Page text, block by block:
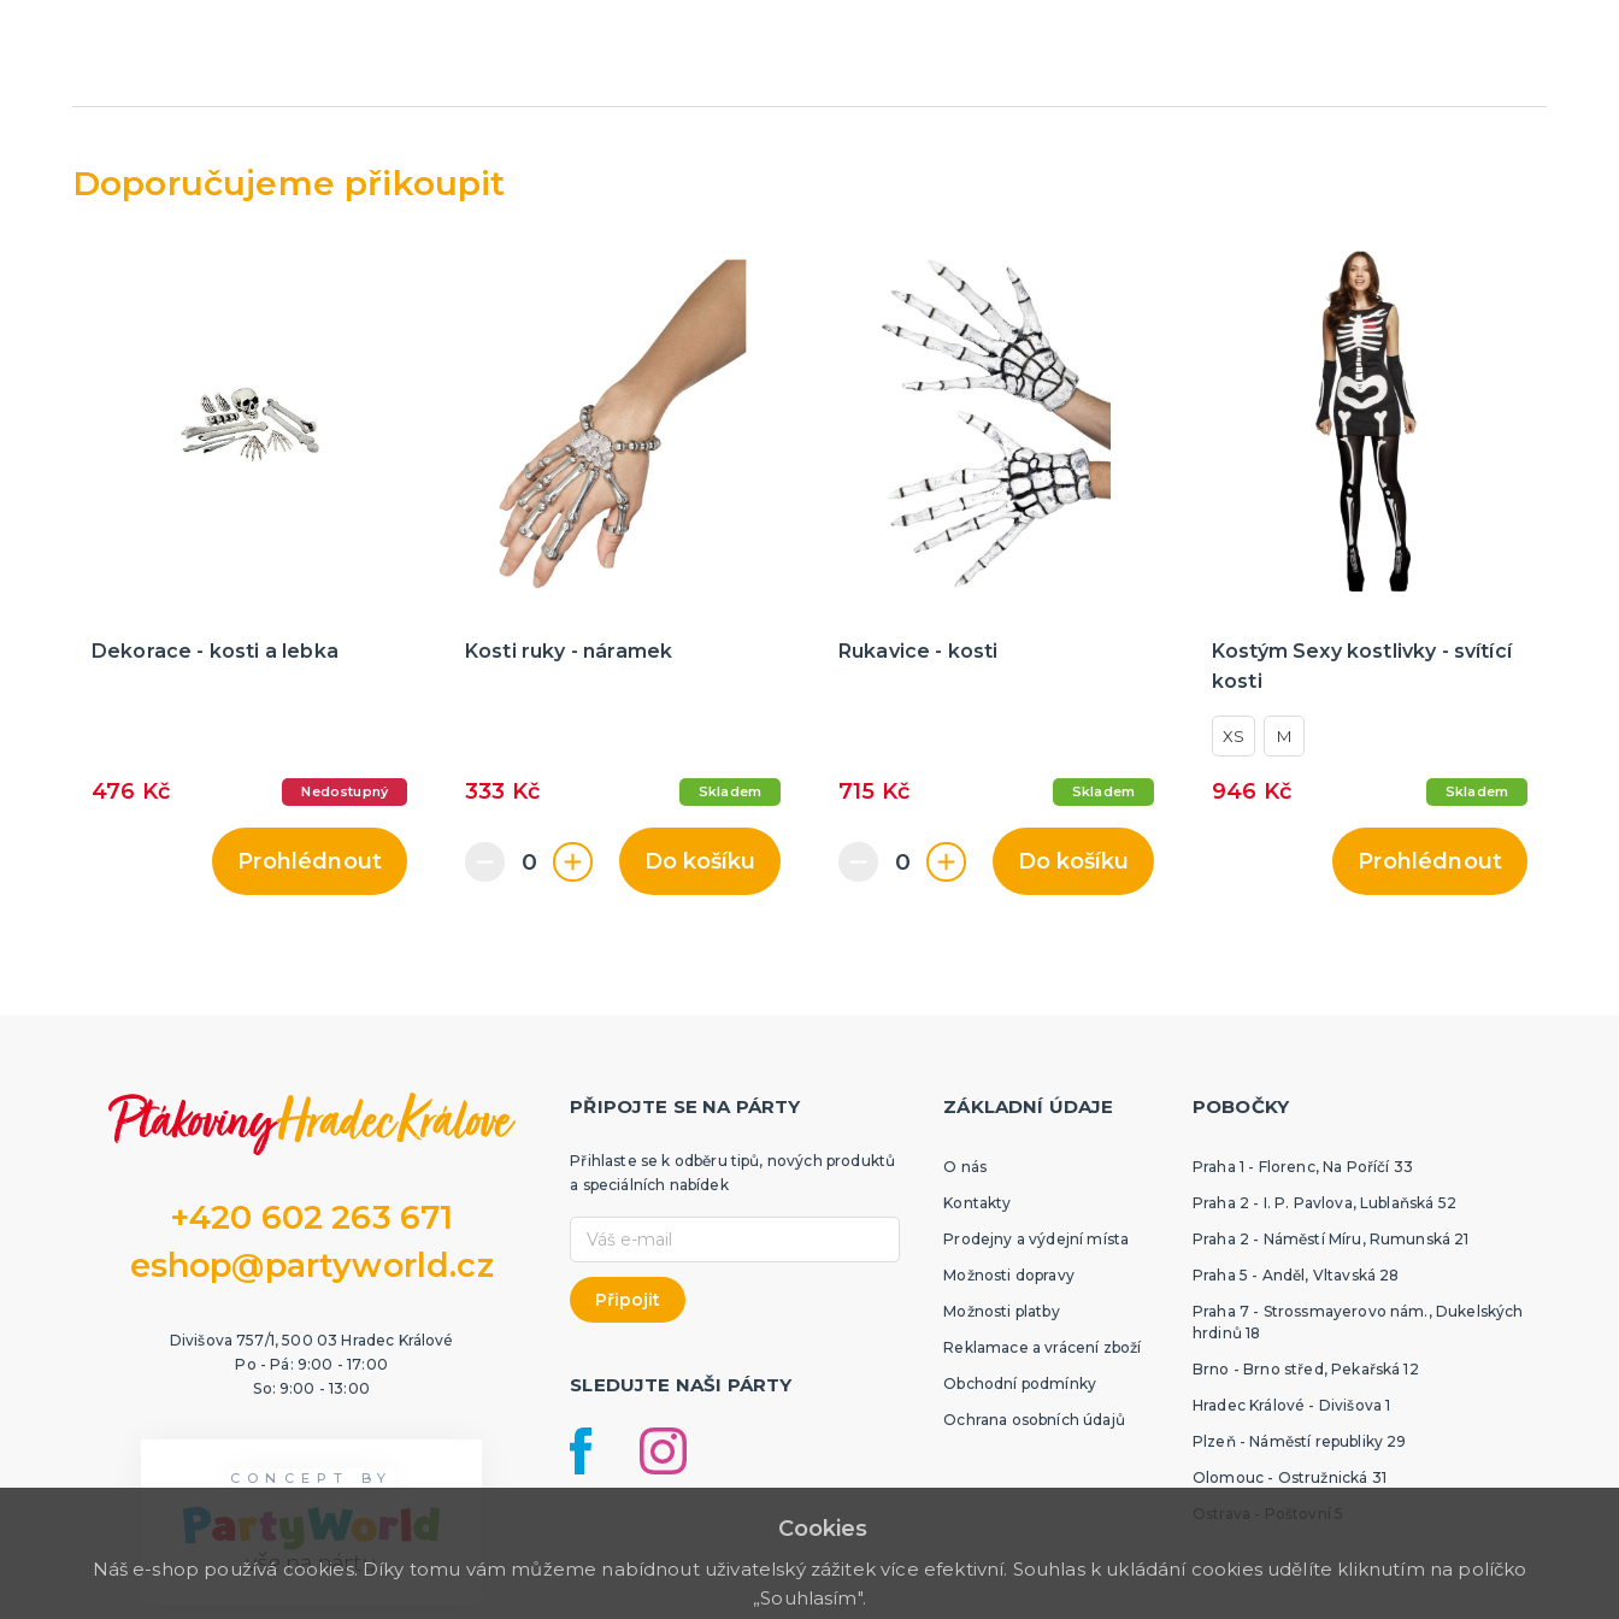
Doporučujeme přikoupit
Dekorace - kosti a lebka
476 Kč Nedostupný
Prohlédnout
Kosti ruky - náramek
333 Kč Skladem
Do košíku
Rukavice - kosti
715 Kč Skladem
Do košíku
Kostým Sexy kostlivky - svítící
kosti
XS M
946 Kč Skladem
Prohlédnout
+420 602 263 671
eshop@partyworld.cz
Divišova 757/1, 500 03 Hradec Králové
Po - Pá: 9:00 - 17:00
So: 9:00 - 13:00
CONCEPT BY
PŘIPOJTE SE NA PÁRTY
Přihlaste se k odběru tipů, nových produktů
a speciálních nabídek
SLEDUJTE NAŠI PÁRTY
ZÁKLADNÍ ÚDAJE
O nás
Kontakty
Prodejny a výdejní místa
Možnosti dopravy
Možnosti platby
Reklamace a vrácení zboží
Obchodní podmínky
Ochrana osobních údajů
POBOČKY
Praha 1 - Florenc, Na Poříčí 33
Praha 2 - I. P. Pavlova, Lublaňská 52
Praha 2 - Náměstí Míru, Rumunská 21
Praha 5 - Anděl, Vltavská 28
Praha 7 - Strossmayerovo nám., Dukelských
hrdinů 18
Brno - Brno střed, Pekařská 12
Hradec Králové - Divišova 1
Plzeň - Náměstí republiky 29
Olomouc - Ostružnická 31
Ostrava - Poštovní 5
Cookies
Náš e-shop používá cookies. Díky tomu vám můžeme nabídnout uživatelský zážitek více efektivní. Souhlas k ukládání cookies udělíte kliknutím na políčko
„Souhlasím".